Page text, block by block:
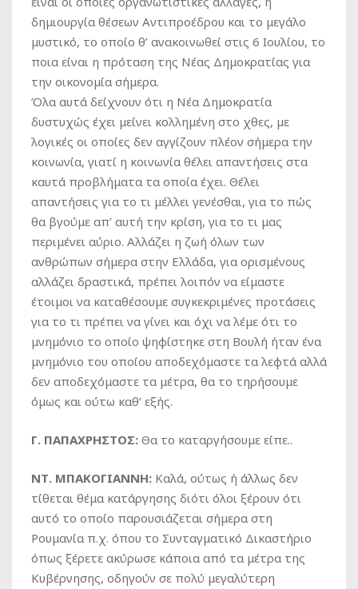
δημιουργία θέσεων Αντιπροέδρου και το μεγάλο
μυστικό, το οποίο θ’ ανακοινωθεί στις 6 Ιουλίου, το
ποια είναι η πρόταση της Νέας Δημοκρατίας για
την οικονομία σήμερα.
Όλα αυτά δείχνουν ότι η Νέα Δημοκρατία
δυστυχώς έχει μείνει κολλημένη στο χθες, με
λογικές οι οποίες δεν αγγίζουν πλέον σήμερα την
κοινωνία, γιατί η κοινωνία θέλει απαντήσεις στα
καυτά προβλήματα τα οποία έχει. Θέλει
απαντήσεις για το τι μέλλει γενέσθαι, για το πώς
θα βγούμε απ’ αυτή την κρίση, για το τι μας
περιμένει αύριο. Αλλάζει η ζωή όλων των
ανθρώπων σήμερα στην Ελλάδα, για ορισμένους
αλλάζει δραστικά, πρέπει λοιπόν να είμαστε
έτοιμοι να καταθέσουμε συγκεκριμένες προτάσεις
για το τι πρέπει να γίνει και όχι να λέμε ότι το
μνημόνιο το οποίο ψηφίστηκε στη Βουλή ήταν ένα
μνημόνιο του οποίου αποδεχόμαστε τα λεφτά αλλά
δεν αποδεχόμαστε τα μέτρα, θα το τηρήσουμε
όμως και ούτω καθ’ εξής.
Γ. ΠΑΠΑΧΡΗΣΤΟΣ: Θα το καταργήσουμε είπε..
ΝΤ. ΜΠΑΚΟΓΙΑΝΝΗ: Καλά, ούτως ή άλλως δεν
τίθεται θέμα κατάργησης διότι όλοι ξέρουν ότι
αυτό το οποίο παρουσιάζεται σήμερα στη
Ρουμανία π.χ. όπου το Συνταγματικό Δικαστήριο
όπως ξέρετε ακύρωσε κάποια από τα μέτρα της
Κυβέρνησης, οδηγούν σε πολύ μεγαλύτερη